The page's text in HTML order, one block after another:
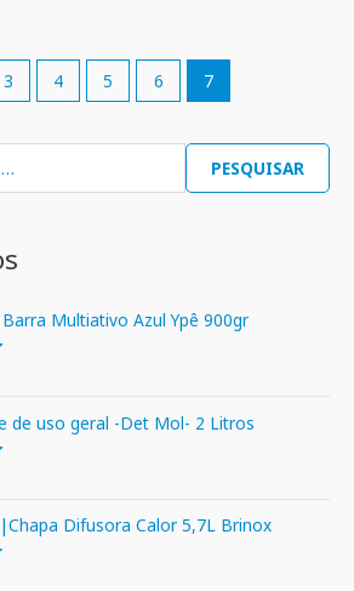
PESQUISAR
Multiativo Azul Ypê 900gr
de uso geral -Det Mol- 2 Litros
Difusora Calor 5,7L Brinox
3 4 5 6 7